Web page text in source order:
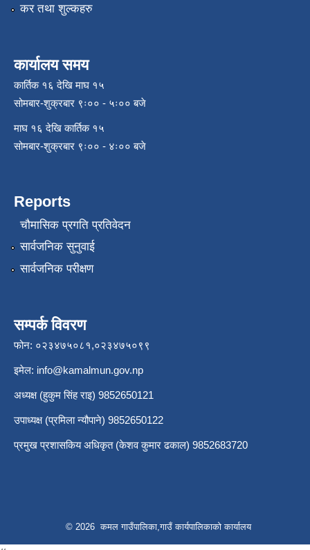
कर तथा शुल्कहरु
कार्यालय समय
कार्तिक १६ देखि माघ १५
सोमबार-शुक्रबार ९ः०० - ५ः०० बजे
माघ १६ देखि कार्तिक १५
सोमबार-शुक्रबार ९ः०० - ४ः०० बजे
Reports
चौमासिक प्रगति प्रतिवेदन
सार्वजनिक सुनुवाई
सार्वजनिक परीक्षण
सम्पर्क विवरण
फोन: ०२३४७५०८१,०२३४७५०९९
इमेल: info@kamalmun.gov.np
अध्यक्ष (हुकुम सिंह राइ) 9852650121
उपाध्यक्ष (प्रमिला न्यौपाने) 9852650122
प्रमुख प्रशासकिय अधिकृत (केशव कुमार ढकाल) 9852683720
© 2026 कमल गाउँपालिका,गाउँ कार्यपालिकाको कार्यालय